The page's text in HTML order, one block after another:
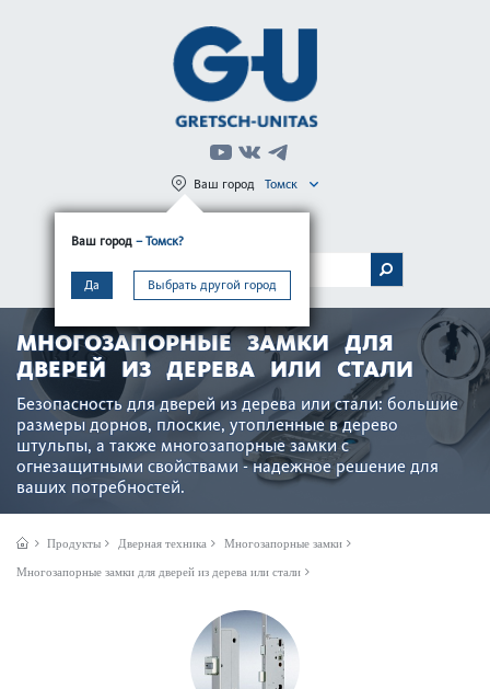
Ваш город – Томск?
Да Выбрать другой город
Ваш город Томск
МЕНЮ
МНОГОЗАПОРНЫЕ ЗАМКИ ДЛЯ
ДВЕРЕЙ ИЗ ДЕРЕВА ИЛИ СТАЛИ
Безоп­асность для дверей из дерева или стали: большие
размеры дорнов, плоские, утоп­ленные в дерево
штульпы, а также многозапорные замки с
огнезащитными свойствами - надежное решение для
ваших потребно­стей.
Продукты Дверная техника Многозапорные замки
Многозапорные замки для дверей из дерева или стали